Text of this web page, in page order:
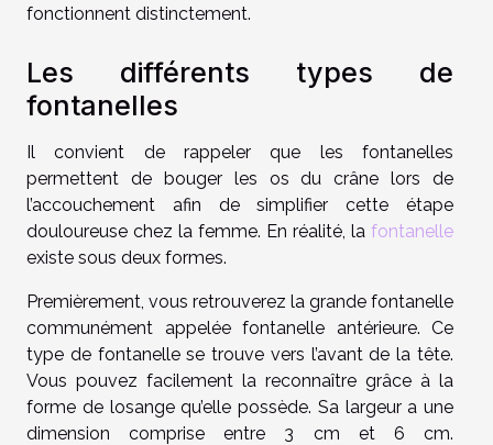
fonctionnent distinctement.
Les différents types de
fontanelles
Il convient de rappeler que les fontanelles
permettent de bouger les os du crâne lors de
l’accouchement afin de simplifier cette étape
douloureuse chez la femme. En réalité, la fontanelle
existe sous deux formes.
Premièrement, vous retrouverez la grande fontanelle
communément appelée fontanelle antérieure. Ce
type de fontanelle se trouve vers l’avant de la tête.
Vous pouvez facilement la reconnaître grâce à la
forme de losange qu’elle possède. Sa largeur a une
dimension comprise entre 3 cm et 6 cm.